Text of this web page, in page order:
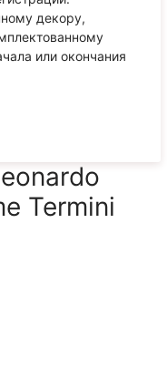
декору,
или окончания
Termini